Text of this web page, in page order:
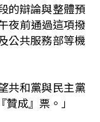
的辯論與整體預
夜前通過這項撥
公共服務部等機
共和黨與民主黨
成』票。」